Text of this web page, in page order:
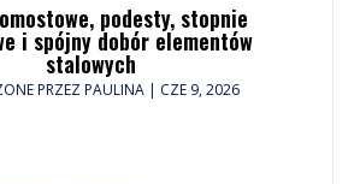
podesty, stopnie
i spójny dobór elementów
stalowych
PRZEZPAULINA | CZE 9, 2026